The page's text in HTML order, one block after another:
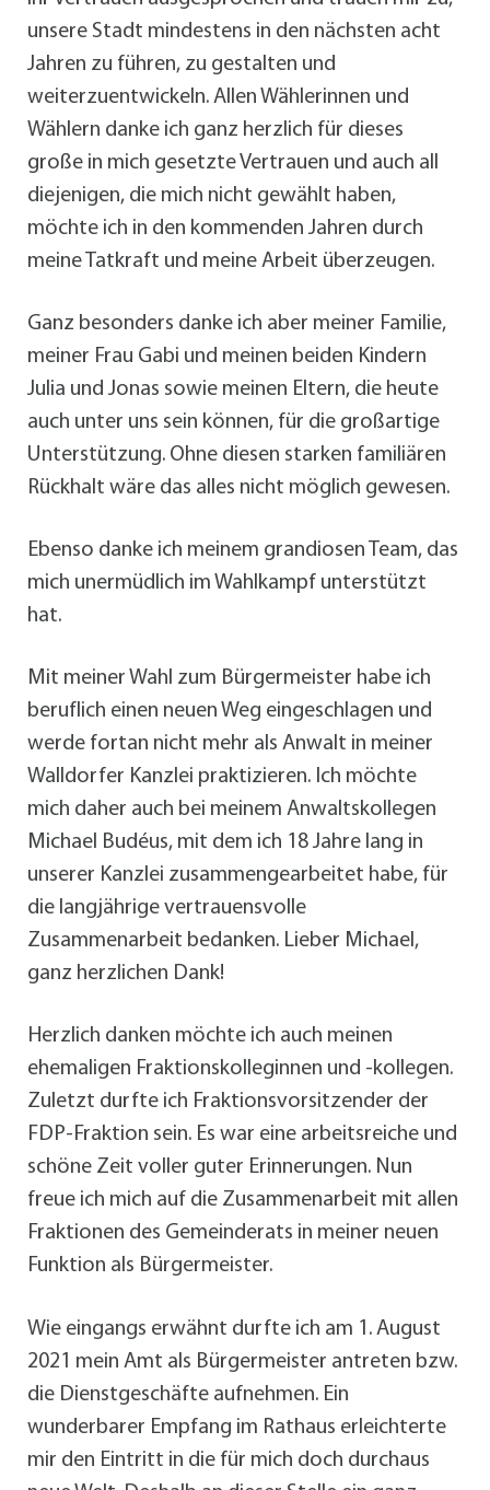
unsere Stadt mindestens in den nächsten acht
Jahren zu führen, zu gestalten und
weiterzuentwickeln. Allen Wählerinnen und
Wählern danke ich ganz herzlich für dieses
große in mich gesetzte Vertrauen und auch all
diejenigen, die mich nicht gewählt haben,
möchte ich in den kommenden Jahren durch
meine Tatkraft und meine Arbeit überzeugen.
Ganz besonders danke ich aber meiner Familie,
meiner Frau Gabi und meinen beiden Kindern
Julia und Jonas sowie meinen Eltern, die heute
auch unter uns sein können, für die großartige
Unterstützung. Ohne diesen starken familiären
Rückhalt wäre das alles nicht möglich gewesen.
Ebenso danke ich meinem grandiosen Team, das
mich unermüdlich im Wahlkampf unterstützt
hat.
Mit meiner Wahl zum Bürgermeister habe ich
beruflich einen neuen Weg eingeschlagen und
werde fortan nicht mehr als Anwalt in meiner
Walldorfer Kanzlei praktizieren. Ich möchte
mich daher auch bei meinem Anwaltskollegen
Michael Budéus, mit dem ich 18 Jahre lang in
unserer Kanzlei zusammengearbeitet habe, für
die langjährige vertrauensvolle
Zusammenarbeit bedanken. Lieber Michael,
ganz herzlichen Dank!
Herzlich danken möchte ich auch meinen
ehemaligen Fraktionskolleginnen und -kollegen.
Zuletzt durfte ich Fraktionsvorsitzender der
FDP-Fraktion sein. Es war eine arbeitsreiche und
schöne Zeit voller guter Erinnerungen. Nun
freue ich mich auf die Zusammenarbeit mit allen
Fraktionen des Gemeinderats in meiner neuen
Funktion als Bürgermeister.
Wie eingangs erwähnt durfte ich am 1. August
2021 mein Amt als Bürgermeister antreten bzw.
die Dienstgeschäfte aufnehmen. Ein
wunderbarer Empfang im Rathaus erleichterte
mir den Eintritt in die für mich doch durchaus